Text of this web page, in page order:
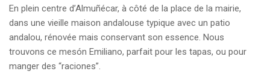
En plein centre d’Almuñécar, à côté de la place de la mairie,
dans une vieille maison andalouse typique avec un patio
andalou, rénovée mais conservant son essence. Nous
trouvons ce mesón Emiliano, parfait pour les tapas, ou pour
manger des “raciones”.